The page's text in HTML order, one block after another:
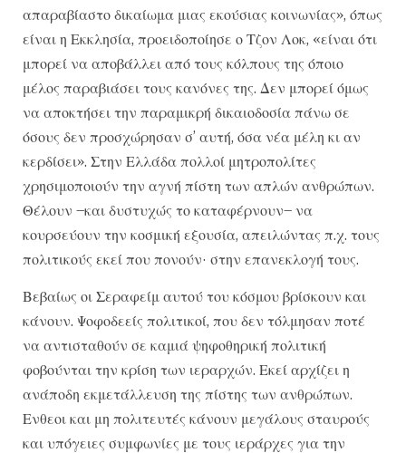
απαραβίαστο δικαίωμα μιας εκούσιας κοινωνίας», όπως
είναι η Εκκλησία, προειδοποίησε ο Τζον Λοκ, «είναι ότι
μπορεί να αποβάλλει από τους κόλπους της όποιο
μέλος παραβιάσει τους κανόνες της. Δεν μπορεί όμως
να αποκτήσει την παραμικρή δικαιοδοσία πάνω σε
όσους δεν προσχώρησαν σ’ αυτή, όσα νέα μέλη κι αν
κερδίσει». Στην Ελλάδα πολλοί μητροπολίτες
χρησιμοποιούν την αγνή πίστη των απλών ανθρώπων.
Θέλουν –και δυστυχώς το καταφέρνουν– να
κουρσεύουν την κοσμική εξουσία, απειλώντας π.χ. τους
πολιτικούς εκεί που πονούν· στην επανεκλογή τους.
Βεβαίως οι Σεραφείμ αυτού του κόσμου βρίσκουν και
κάνουν. Ψοφοδεείς πολιτικοί, που δεν τόλμησαν ποτέ
να αντισταθούν σε καμιά ψηφοθηρική πολιτική
φοβούνται την κρίση των ιεραρχών. Εκεί αρχίζει η
ανάποδη εκμετάλλευση της πίστης των ανθρώπων.
Ενθεοι και μη πολιτευτές κάνουν μεγάλους σταυρούς
και υπόγειες συμφωνίες με τους ιεράρχες για την